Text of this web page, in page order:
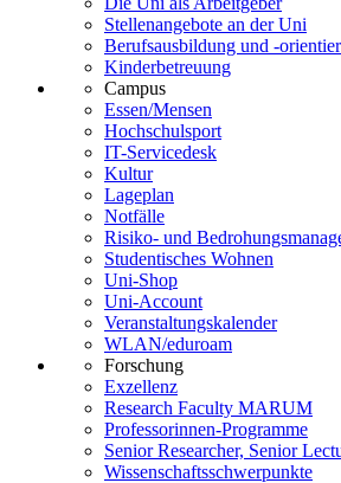
Stellenangebote an der Uni
Berufsausbildung und -
Kinderbetreuung
Campus
Essen/Mensen
Hochschulsport
IT-Servicedesk
Kultur
Lageplan
Notfälle
Risiko- und
Studentisches Wohnen
Uni-Shop
Uni-Account
Veranstaltungskalender
WLAN/eduroam
Forschung
Exzellenz
Research Faculty MARUM
Professorinnen-Programme
Senior Researcher, Senior
Wissenschaftsschwerpunkte